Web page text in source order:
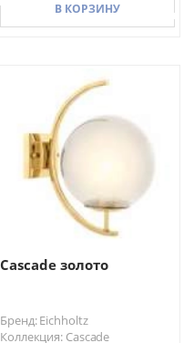
В КОРЗИНУ
В КОРЗИНУ
Cascade золото
Бренд: Eichholtz
Коллекция: Cascade